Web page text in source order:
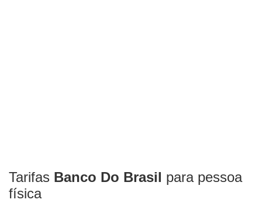
Tarifas Banco Do Brasil para pessoa
física